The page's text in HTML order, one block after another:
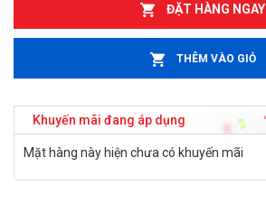
ĐẶT HÀNG NGAY
THÊM VÀO GIỎ
Khuyến mãi đang áp dụng
Mặt hàng này hiện chưa có khuyến mãi